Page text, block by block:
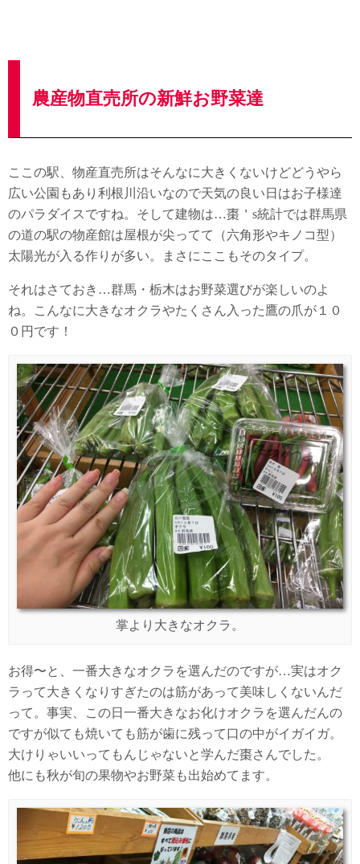
農産物直売所の新鮮お野菜達
ここの駅、物産直売所はそんなに大きくないけどどうやら
広い公園もあり利根川沿いなので天気の良い日はお子様達
のパラダイスですね。そして建物は…棗＇s統計では群馬県
の道の駅の物産館は屋根が尖ってて（六角形やキノコ型）
太陽光が入る作りが多い。まさにここもそのタイプ。
それはさておき…群馬・栃木はお野菜選びが楽しいのよ
ね。こんなに大きなオクラやたくさん入った鷹の爪が１０
０円です！
掌より大きなオクラ。
お得〜と、一番大きなオクラを選んだのですが…実はオク
ラって大きくなりすぎたのは筋があって美味しくないんだ
って。事実、この日一番大きなお化けオクラを選んだんの
ですが似ても焼いても筋が歯に残って口の中がイガイガ。
大けりゃいいってもんじゃないと学んだ棗さんでした。
他にも秋が旬の果物やお野菜も出始めてます。